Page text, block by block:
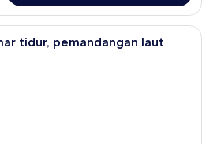
Apartemen Standar, 1 kamar tidur,
tidur, pemandangan laut